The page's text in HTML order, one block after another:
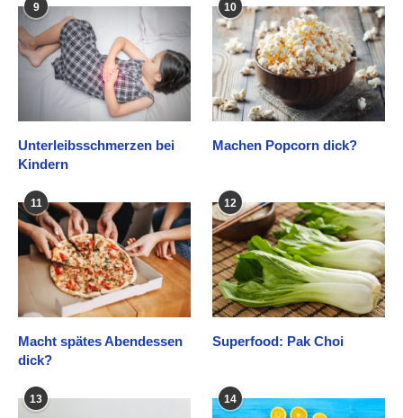
9
Unterleibsschmerzen bei
Kindern
10
Machen Popcorn dick?
11
Macht spätes Abendessen
dick?
12
Superfood: Pak Choi
13 14